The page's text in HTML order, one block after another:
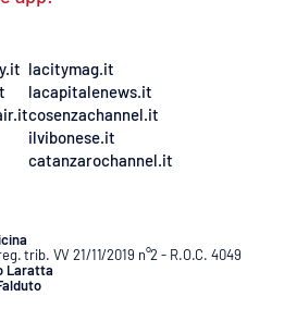
lacitymag.it
lacapitalenews.it
cosenzachannel.it
ilvibonese.it
catanzarochannel.it
trib. VV 21/11/2019 n°2 - R.O.C. 4049
Laratta